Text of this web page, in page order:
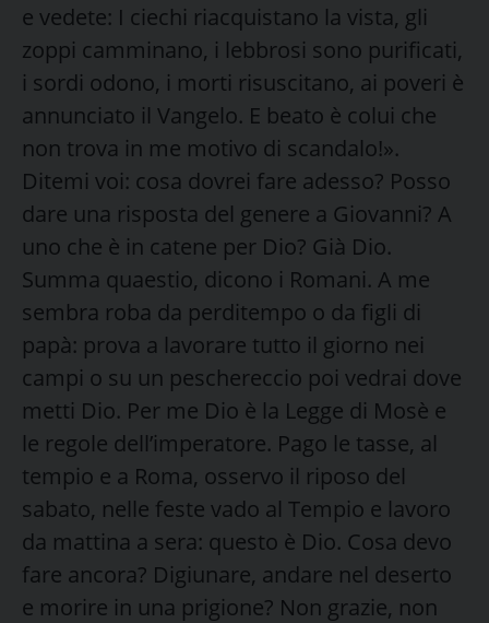
e vedete: I ciechi riacquistano la vista, gli
zoppi camminano, i lebbrosi sono purificati,
i sordi odono, i morti risuscitano, ai poveri è
annunciato il Vangelo. E beato è colui che
non trova in me motivo di scandalo!».
Ditemi voi: cosa dovrei fare adesso? Posso
dare una risposta del genere a Giovanni? A
uno che è in catene per Dio? Già Dio.
Summa quaestio, dicono i Romani. A me
sembra roba da perditempo o da figli di
papà: prova a lavorare tutto il giorno nei
campi o su un peschereccio poi vedrai dove
metti Dio. Per me Dio è la Legge di Mosè e
le regole dell’imperatore. Pago le tasse, al
tempio e a Roma, osservo il riposo del
sabato, nelle feste vado al Tempio e lavoro
da mattina a sera: questo è Dio. Cosa devo
fare ancora? Digiunare, andare nel deserto
e morire in una prigione? Non grazie, non